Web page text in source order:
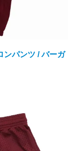
パンツ / バーガ